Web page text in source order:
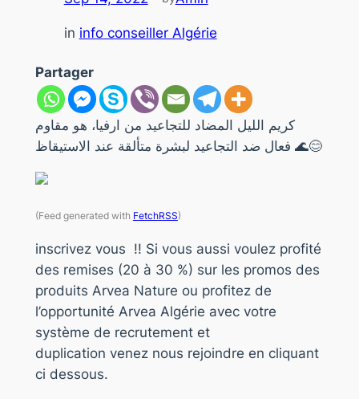
in info conseiller Algérie
Partager
كريم الليل المضاد للتجاعيد من ارفيا، هو مقاوم
فعال ضد التجاعيد لبشرة متألقة عند الاستيقاظ 🌊😊
(Feed generated with FetchRSS)
inscrivez vous !! Si vous aussi voulez profité
des remises (20 à 30 %) sur les promos des
produits Arvea Nature ou profitez de
l’opportunité Arvea Algérie avec votre
système de recrutement et
duplication venez nous rejoindre en cliquant
ci dessous.